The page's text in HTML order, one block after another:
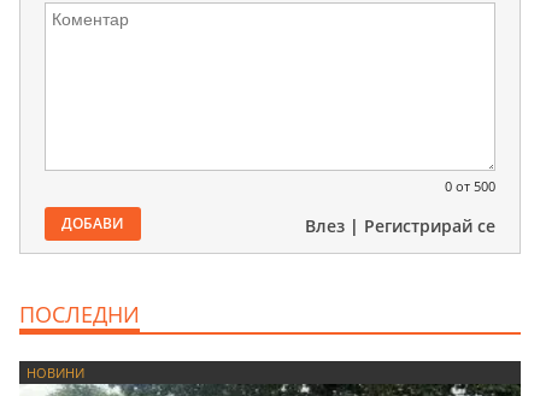
0 от 500
ДОБАВИ Влез | Регистрирай се
ПОСЛЕДНИ
НОВИНИ